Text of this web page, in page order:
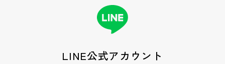
LINE公式アカウント